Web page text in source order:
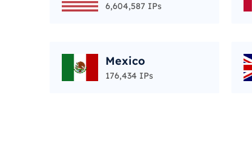
6,604,587 IPs
Mexico
176,434 IPs